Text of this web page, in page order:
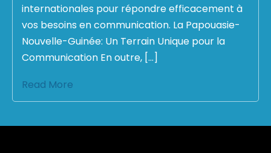
internationales pour répondre efficacement à
vos besoins en communication. La Papouasie-
Nouvelle-Guinée: Un Terrain Unique pour la
Communication En outre, […]
Read More